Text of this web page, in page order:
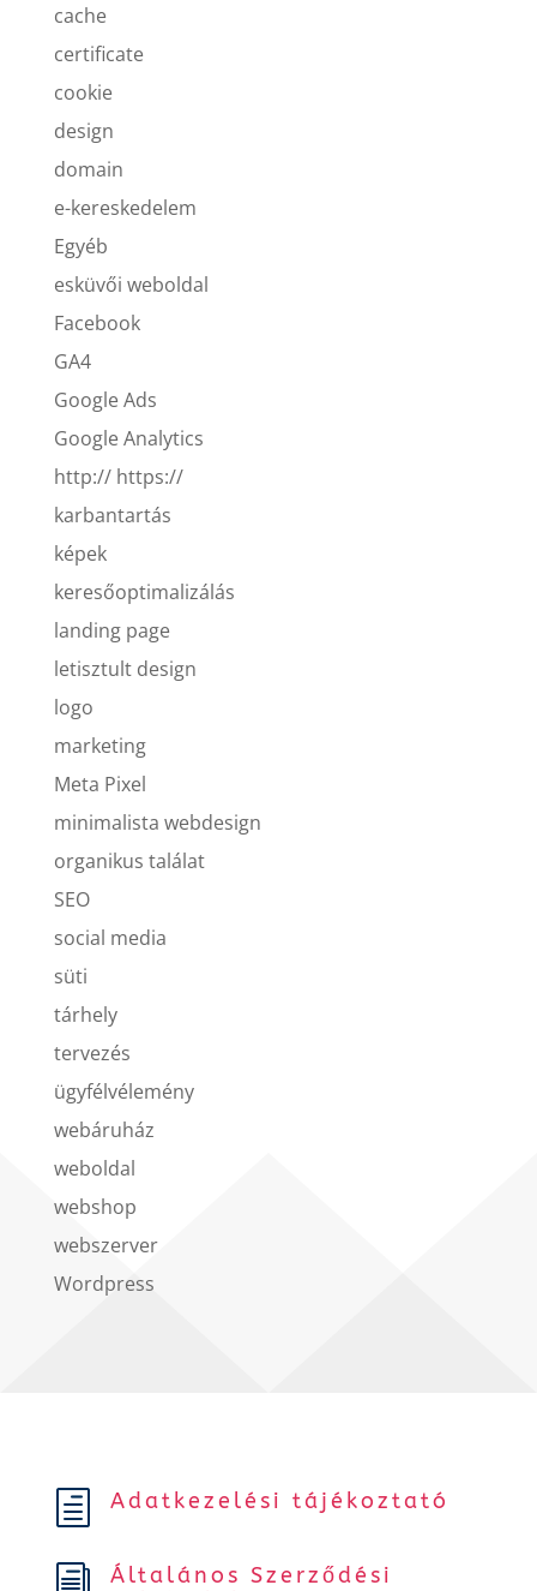
cache
certificate
cookie
design
domain
e-kereskedelem
Egyéb
esküvői weboldal
Facebook
GA4
Google Ads
Google Analytics
http:// https://
karbantartás
képek
keresőoptimalizálás
landing page
letisztult design
logo
marketing
Meta Pixel
minimalista webdesign
organikus találat
SEO
social media
süti
tárhely
tervezés
ügyfélvélemény
webáruház
weboldal
webshop
webszerver
Wordpress
h Adatkezelési tájékoztató
i
Általános Szerződési